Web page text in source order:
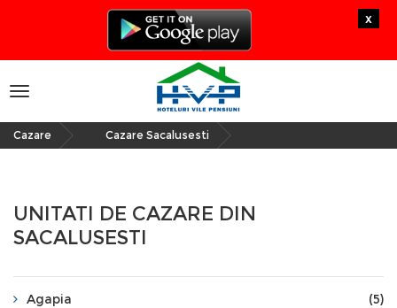
x
Toggle
navigation
Cazare Cazare Sacalusesti
UNITATI DE CAZARE DIN
SACALUSESTI
Agapia (5)